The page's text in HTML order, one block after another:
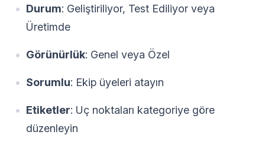
Durum: Geliştiriliyor, Test Ediliyor veya
Üretimde
Görünürlük: Genel veya Özel
Sorumlu: Ekip üyeleri atayın
Etiketler: Uç noktaları kategoriye göre
düzenleyin